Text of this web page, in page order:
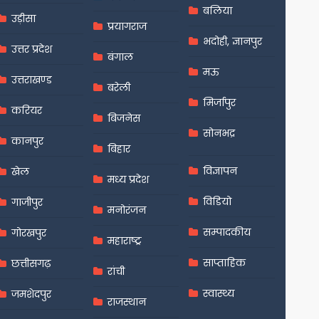
उड़ीसा
उत्तर प्रदेश
उत्तराखण्ड
करियर
कानपुर
खेल
गाजीपुर
गोरखपुर
छत्तीसगढ़
जमशेदपुर
प्रयागराज
बंगाल
बरेली
बिजनेस
बिहार
मध्य प्रदेश
मनोरंजन
महाराष्ट्र
रांची
राजस्थान
बलिया
भदोही, ज्ञानपुर
मऊ
मिर्जापुर
सोनभद्र
विज्ञापन
विडियो
सम्पादकीय
साप्ताहिक
स्वास्थ्य